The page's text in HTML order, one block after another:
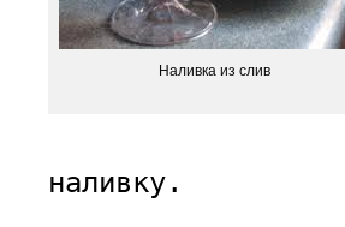
Наливка из слив
наливку.